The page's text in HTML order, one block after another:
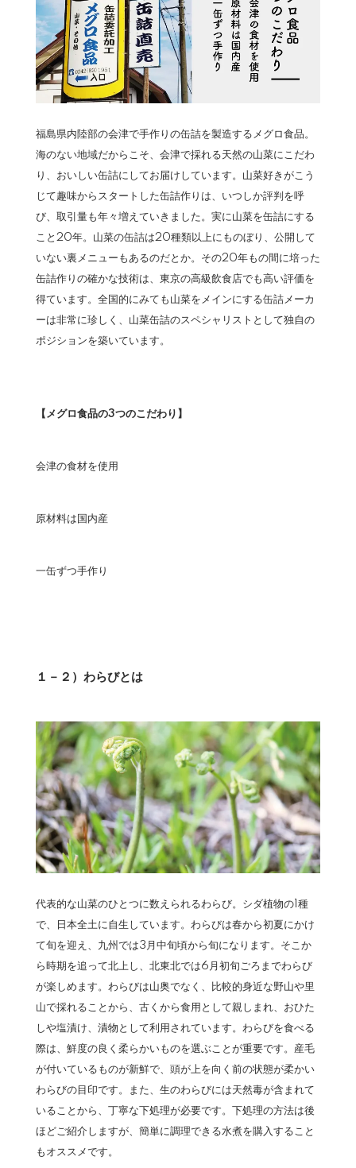
福島県内陸部の会津で手作りの缶詰を製造するメグロ食品。
海のない地域だからこそ、会津で採れる天然の山菜にこだわ
り、おいしい缶詰にしてお届けしています。山菜好きがこう
じて趣味からスタートした缶詰作りは、いつしか評判を呼
び、取引量も年々増えていきました。実に山菜を缶詰にする
こと20年。山菜の缶詰は20種類以上にものぼり、公開して
いない裏メニューもあるのだとか。その20年もの間に培った
缶詰作りの確かな技術は、東京の高級飲食店でも高い評価を
得ています。全国的にみても山菜をメインにする缶詰メーカ
ーは非常に珍しく、山菜缶詰のスペシャリストとして独自の
ポジションを築いています。
【メグロ食品の3つのこだわり】
会津の食材を使用
原材料は国内産
一缶ずつ手作り
１－２）わらびとは
代表的な山菜のひとつに数えられるわらび。シダ植物の1種
で、日本全土に自生しています。わらびは春から初夏にかけ
て旬を迎え、九州では3月中旬頃から旬になります。そこか
ら時期を追って北上し、北東北では6月初旬ごろまでわらび
が楽しめます。わらびは山奥でなく、比較的身近な野山や里
山で採れることから、古くから食用として親しまれ、おひた
しや塩漬け、漬物として利用されています。わらびを食べる
際は、鮮度の良く柔らかいものを選ぶことが重要です。産毛
が付いているものが新鮮で、頭が上を向く前の状態が柔かい
わらびの目印です。また、生のわらびには天然毒が含まれて
いることから、丁寧な下処理が必要です。下処理の方法は後
ほどご紹介しますが、簡単に調理できる水煮を購入すること
もオススメです。